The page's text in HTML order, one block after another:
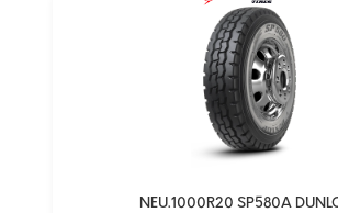
NEU.1000R20 SP580A